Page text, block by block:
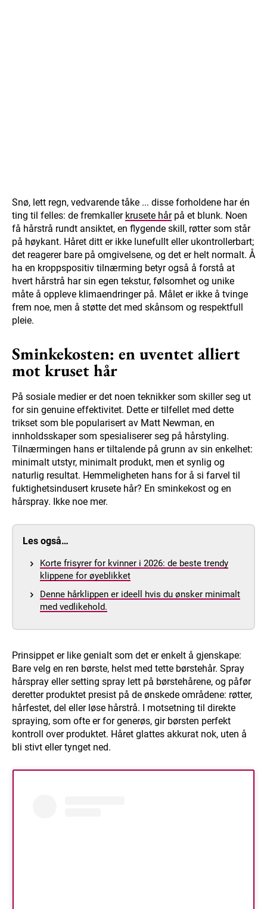
Snø, lett regn, vedvarende tåke ... disse forholdene har én
ting til felles: de fremkaller krusete hårpå et blunk. Noen
få hårstrå rundt ansiktet, en flygende skill, røtter som står
på høykant. Håret ditt er ikke lunefullt eller ukontrollerbart;
det reagerer bare på omgivelsene, og det er helt normalt. Å
ha en kroppspositiv tilnærming betyr også å forstå at
hvert hårstrå har sin egen tekstur, følsomhet og unike
måte å oppleve klimaendringer på. Målet er ikke å tvinge
frem noe, men å støtte det med skånsom og respektfull
pleie.
Sminkekosten: en uventet alliert
mot kruset hår
På sosiale medier er det noen teknikker som skiller seg ut
for sin genuine effektivitet. Dette er tilfellet med dette
trikset som ble popularisert av Matt Newman, en
innholdsskaper som spesialiserer seg på hårstyling.
Tilnærmingen hans er tiltalende på grunn av sin enkelhet:
minimalt utstyr, minimalt produkt, men et synlig og
naturlig resultat. Hemmeligheten hans for å si farvel til
fuktighetsindusert krusete hår? En sminkekost og en
hårspray. Ikke noe mer.
Les også…
Korte frisyrer for kvinner i 2026: de beste trendy
klippene for øyeblikket
Denne hårklippen er ideell hvis du ønsker minimalt
med vedlikehold.
Prinsippet er like genialt som det er enkelt å gjenskape:
Bare velg en ren børste, helst med tette børstehår. Spray
hårspray eller setting spray lett på børstehårene, og påfør
deretter produktet presist på de ønskede områdene: røtter,
hårfestet, del eller løse hårstrå. I motsetning til direkte
spraying, som ofte er for generøs, gir børsten perfekt
kontroll over produktet. Håret glattes akkurat nok, uten å
bli stivt eller tynget ned.